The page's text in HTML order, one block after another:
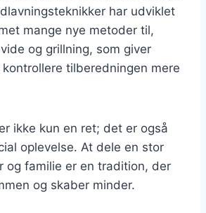
har udviklet
mange nye metoder til,
og grillning, som giver
tilberedningen mere
ikke kun en ret; det er også
oplevelse. At dele en stor
og familie er en tradition, der
og skaber minder.